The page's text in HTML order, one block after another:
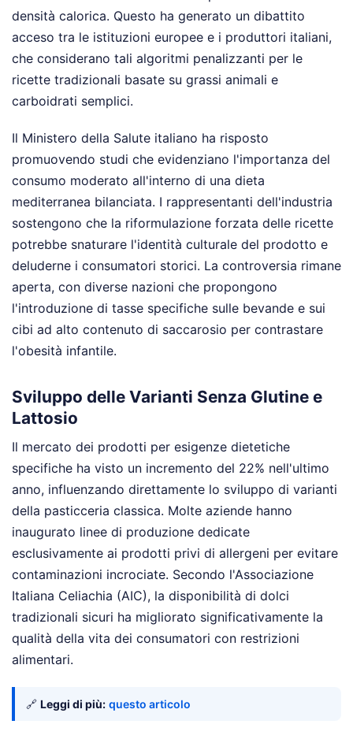
densità calorica. Questo ha generato un dibattito
acceso tra le istituzioni europee e i produttori italiani,
che considerano tali algoritmi penalizzanti per le
ricette tradizionali basate su grassi animali e
carboidrati semplici.
Il Ministero della Salute italiano ha risposto
promuovendo studi che evidenziano l'importanza del
consumo moderato all'interno di una dieta
mediterranea bilanciata. I rappresentanti dell'industria
sostengono che la riformulazione forzata delle ricette
potrebbe snaturare l'identità culturale del prodotto e
deluderne i consumatori storici. La controversia rimane
aperta, con diverse nazioni che propongono
l'introduzione di tasse specifiche sulle bevande e sui
cibi ad alto contenuto di saccarosio per contrastare
l'obesità infantile.
Sviluppo delle Varianti Senza Glutine e
Lattosio
Il mercato dei prodotti per esigenze dietetiche
specifiche ha visto un incremento del 22% nell'ultimo
anno, influenzando direttamente lo sviluppo di varianti
della pasticceria classica. Molte aziende hanno
inaugurato linee di produzione dedicate
esclusivamente ai prodotti privi di allergeni per evitare
contaminazioni incrociate. Secondo l'Associazione
Italiana Celiachia (AIC), la disponibilità di dolci
tradizionali sicuri ha migliorato significativamente la
qualità della vita dei consumatori con restrizioni
alimentari.
🔗 Leggi di più: questo articolo